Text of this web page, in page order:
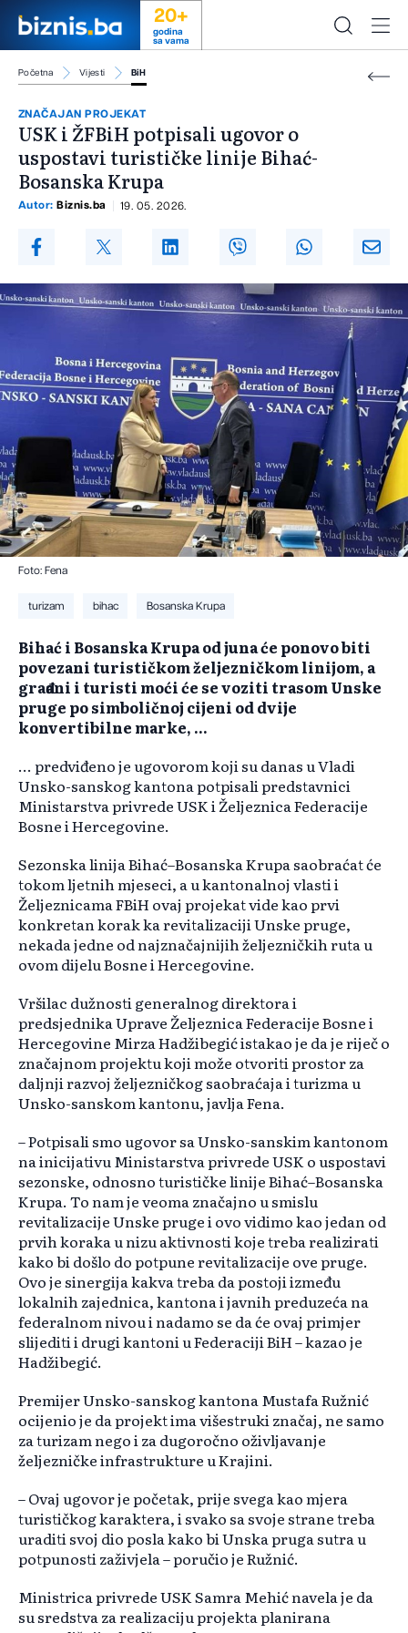
20+
godina
sa vama
Početna Vijesti BiH
ZNAČAJAN PROJEKAT
USK i ŽFBiH potpisali ugovor o
uspostavi turističke linije Bihać-
Bosanska Krupa
Autor: Biznis.ba 19. 05. 2026.
Foto: Fena
turizam bihac Bosanska Krupa
Bihać i Bosanska Krupa od juna će ponovo biti
povezani turističkom željezničkom linijom, a
građani i turisti moći će se voziti trasom Unske
pruge po simboličnoj cijeni od dvije
konvertibilne marke, ...
... predviđeno je ugovorom koji su danas u Vladi
Unsko-sanskog kantona potpisali predstavnici
Ministarstva privrede USK i Željeznica Federacije
Bosne i Hercegovine.
Sezonska linija Bihać–Bosanska Krupa saobraćat će
tokom ljetnih mjeseci, a u kantonalnoj vlasti i
Željeznicama FBiH ovaj projekat vide kao prvi
konkretan korak ka revitalizaciji Unske pruge,
nekada jedne od najznačajnijih željezničkih ruta u
ovom dijelu Bosne i Hercegovine.
Vršilac dužnosti generalnog direktora i
predsjednika Uprave Željeznica Federacije Bosne i
Hercegovine Mirza Hadžibegić istakao je da je riječ o
značajnom projektu koji može otvoriti prostor za
daljnji razvoj željezničkog saobraćaja i turizma u
Unsko-sanskom kantonu, javlja Fena.
– Potpisali smo ugovor sa Unsko-sanskim kantonom
na inicijativu Ministarstva privrede USK o uspostavi
sezonske, odnosno turističke linije Bihać–Bosanska
Krupa. To nam je veoma značajno u smislu
revitalizacije Unske pruge i ovo vidimo kao jedan od
prvih koraka u nizu aktivnosti koje treba realizirati
kako bi došlo do potpune revitalizacije ove pruge.
Ovo je sinergija kakva treba da postoji između
lokalnih zajednica, kantona i javnih preduzeća na
federalnom nivou i nadamo se da će ovaj primjer
slijediti i drugi kantoni u Federaciji BiH – kazao je
Hadžibegić.
Premijer Unsko-sanskog kantona Mustafa Ružnić
ocijenio je da projekt ima višestruki značaj, ne samo
za turizam nego i za dugoročno oživljavanje
željezničke infrastrukture u Krajini.
– Ovaj ugovor je početak, prije svega kao mjera
turističkog karaktera, i svako sa svoje strane treba
uraditi svoj dio posla kako bi Unska pruga sutra u
potpunosti zaživjela – poručio je Ružnić.
Ministrica privrede USK Samra Mehić navela je da
su sredstva za realizaciju projekta planirana